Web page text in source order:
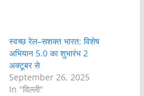
स्वच्छ रेल–सशक्त भारत: विशेष
अभियान 5.0 का शुभारंभ 2
अक्टूबर से
September 26, 2025
In "दिल्ली"